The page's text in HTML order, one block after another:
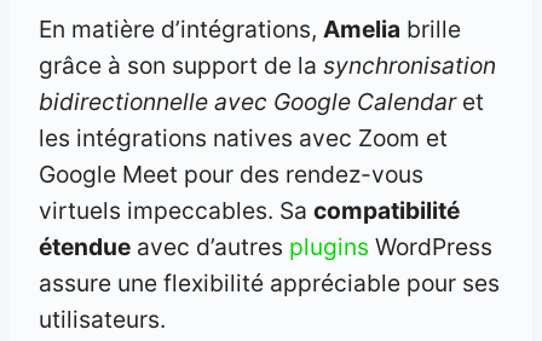
En matière d’intégrations, Amelia brille
grâce à son support de la synchronisation
bidirectionnelle avec Google Calendaret
les intégrations natives avec Zoom et
Google Meet pour des rendez-vous
virtuels impeccables. Sa compatibilité
étendue avec d’autres plugins WordPress
assure une flexibilité appréciable pour ses
utilisateurs.